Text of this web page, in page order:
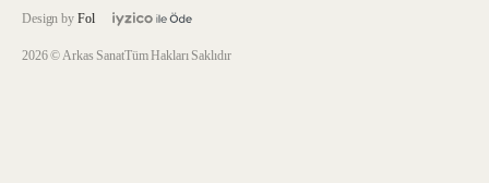
2026 © Arkas SanatTüm Hakları Saklıdır
Design by Fol